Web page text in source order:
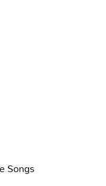
Songs